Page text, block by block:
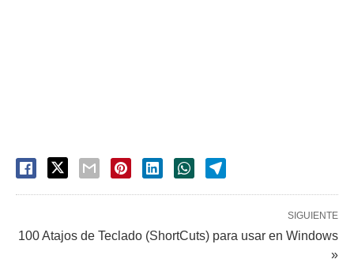
SIGUIENTE
100 Atajos de Teclado (ShortCuts) para usar en Windows
»